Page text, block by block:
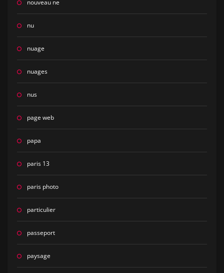
nouveau ne
nu
nuage
nuages
nus
page web
papa
paris 13
paris photo
particulier
passeport
paysage